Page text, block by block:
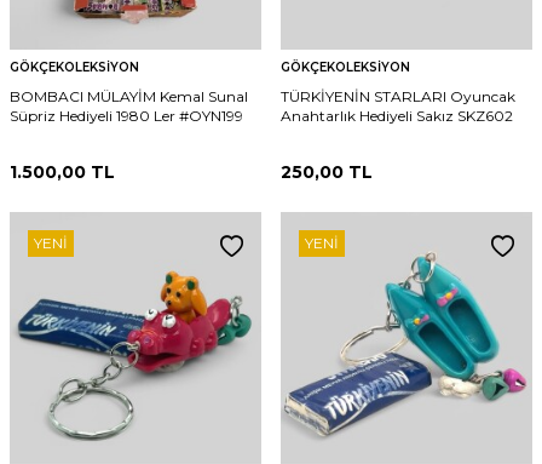
GÖKÇEKOLEKSIYON
BOMBACI MÜLAYİM Kemal Sunal
Süpriz Hediyeli 1980 Ler #OYN199
1.500,00 TL
GÖKÇEKOLEKSIYON
TÜRKİYENİN STARLARI Oyuncak
Anahtarlık Hediyeli Sakız SKZ602
250,00 TL
YENI YENI